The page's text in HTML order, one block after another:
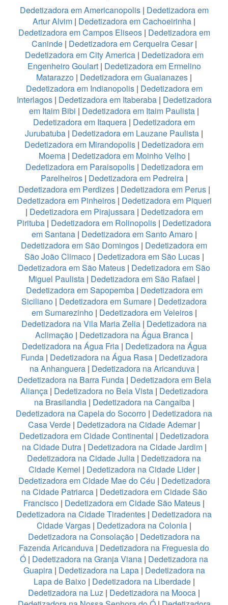
Dedetizadora em Americanopolis | Dedetizadora em
Artur Alvim | Dedetizadora em Cachoeirinha |
Dedetizadora em Campos Eliseos | Dedetizadora em
Caninde| Dedetizadora em Cerqueira Cesar|
Dedetizadora em City America | Dedetizadora em
Engenheiro Goulart | Dedetizadora em Ermelino
Matarazzo | Dedetizadora em Guaianazes |
Dedetizadora em Indianopolis| Dedetizadora em
Interlagos| Dedetizadora em Itaberaba| Dedetizadora
em Itaim Bibi | Dedetizadora em Itaim Paulista |
Dedetizadora em Itaquera | Dedetizadora em
Jurubatuba | Dedetizadora em Lauzane Paulista |
Dedetizadora em Mirandopolis | Dedetizadora em
Moema| Dedetizadora em Moinho Velho |
Dedetizadora em Paraisopolis| Dedetizadora em
Parelheiros| Dedetizadora em Pedreira|
Dedetizadora em Perdizes| Dedetizadora em Perus|
Dedetizadora em Pinheiros| Dedetizadora em Piqueri
| Dedetizadora em Pirajussara| Dedetizadora em
Pirituba | Dedetizadora em Rolinopolis | Dedetizadora
em Santana| Dedetizadora em Santo Amaro|
Dedetizadora em São Domingos | Dedetizadora em
São João Climaco| Dedetizadora em São Lucas|
Dedetizadora em São Mateus | Dedetizadora em São
Miguel Paulista | Dedetizadora em São Rafael |
Dedetizadora em Sapopemba | Dedetizadora em
Siciliano | Dedetizadora em Sumare | Dedetizadora
em Sumarezinho| Dedetizadora em Veleiros|
Dedetizadora na Vila Maria Zelia | Dedetizadora na
Aclimação | Dedetizadora na Água Branca |
Dedetizadora na Água Fria| Dedetizadora na Água
Funda| Dedetizadora na Água Rasa | Dedetizadora
na Anhanguera| Dedetizadora na Aricanduva|
Dedetizadora na Barra Funda | Dedetizadora em Bela
Aliança | Dedetizadora no Bela Vista| Dedetizadora
na Brasilandia| Dedetizadora na Cangaiba|
Dedetizadora na Capela do Socorro | Dedetizadora na
Casa Verde | Dedetizadora na Cidade Ademar|
Dedetizadora em Cidade Continental | Dedetizadora
na Cidade Dutra | Dedetizadora na Cidade Jardim|
Dedetizadora na Cidade Julia | Dedetizadora na
Cidade Kemel | Dedetizadora na Cidade Lider|
Dedetizadora em Cidade Mae do Céu | Dedetizadora
na Cidade Patriarca| Dedetizadora em Cidade São
Francisco | Dedetizadora em Cidade São Mateus |
Dedetizadora na Cidade Tiradentes | Dedetizadora na
Cidade Vargas | Dedetizadora na Colonia |
Dedetizadora na Consolação | Dedetizadora na
Fazenda Aricanduva | Dedetizadora na Freguesia do
Ó | Dedetizadora na Granja Viana | Dedetizadora na
Guapira| Dedetizadora na Lapa| Dedetizadora na
Lapa de Baixo | Dedetizadora na Liberdade |
Dedetizadora na Luz | Dedetizadora na Mooca |